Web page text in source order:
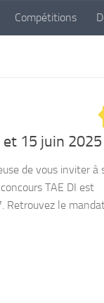
Compétitions
et 15 juin 2025
de vous inviter à
TAE DI est
Retrouvez le